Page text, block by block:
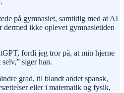
på gymnasiet, samtidig med at AI
dermed ikke oplevet gymnasietiden
fordi jeg tror på, at min hjerne
siger han.
grad, til blandt andet spansk,
eller i matematik og fysik,